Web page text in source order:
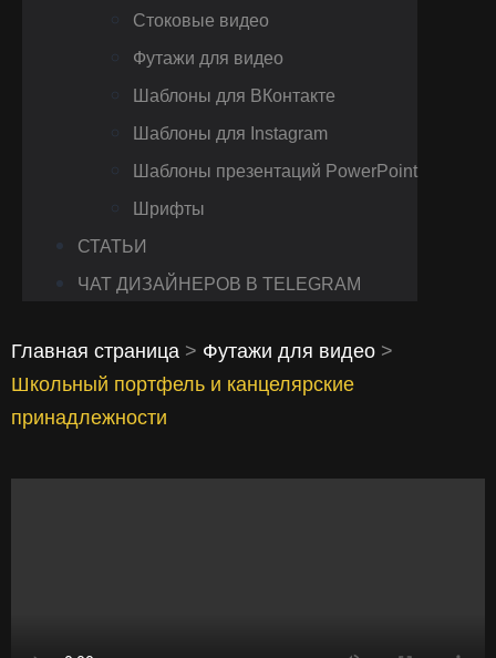
Стоковые видео
Футажи для видео
Шаблоны для ВКонтакте
Шаблоны для Instagram
Шаблоны презентаций PowerPoint
Шрифты
СТАТЬИ
ЧАТ ДИЗАЙНЕРОВ В TELEGRAM
Главная страница > Футажи для видео >
Школьный портфель и канцелярские
принадлежности